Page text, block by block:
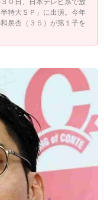
０日、日本テレビ系で放
特大ＳＰ」に出演。今年
泉杏（３５）が第１子を